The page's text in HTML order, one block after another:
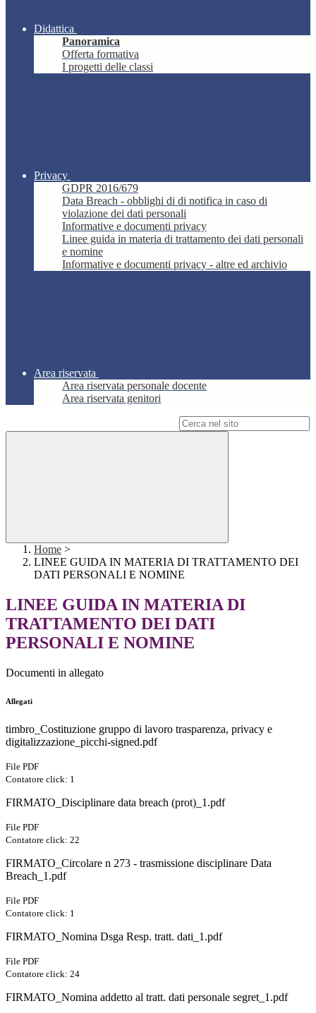
Didattica
Panoramica
Offerta formativa
I progetti delle classi
Privacy
GDPR 2016/679
Data Breach - obblighi di di notifica in caso di
violazione dei dati personali
Informative e documenti privacy
Linee guida in materia di trattamento dei dati personali
e nomine
Informative e documenti privacy - altre ed archivio
Area riservata
Area riservata personale docente
Area riservata genitori
Home >
LINEE GUIDA IN MATERIA DI TRATTAMENTO DEI
DATI PERSONALI E NOMINE
LINEE GUIDA IN MATERIA DI
TRATTAMENTO DEI DATI
PERSONALI E NOMINE
Documenti in allegato
Allegati
timbro_Costituzione gruppo di lavoro trasparenza, privacy e
digitalizzazione_picchi-signed.pdf
File PDF
Contatore click: 1
FIRMATO_Disciplinare data breach (prot)_1.pdf
File PDF
Contatore click: 22
FIRMATO_Circolare n 273 - trasmissione disciplinare Data
Breach_1.pdf
File PDF
Contatore click: 1
FIRMATO_Nomina Dsga Resp. tratt. dati_1.pdf
File PDF
Contatore click: 24
FIRMATO_Nomina addetto al tratt. dati personale segret_1.pdf